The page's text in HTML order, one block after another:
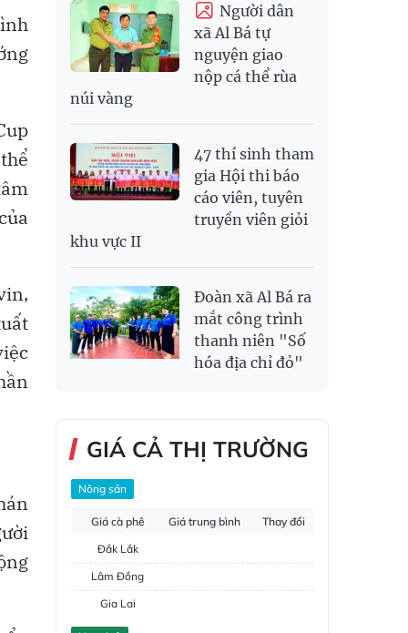
Người dân
xã Al Bá tự
nguyện giao
nộp cá thể rùa
núi vàng
47 thí sinh tham
gia Hội thi báo
cáo viên, tuyên
truyền viên giỏi
khu vực II
Đoàn xã Al Bá ra
mắt công trình
thanh niên "Số
hóa địa chỉ đỏ"
GIÁ CẢ THỊ TRƯỜNG
Nông sản
Giá cà phê Giá trung bình
Thay đổi
Đắk Lắk
Lâm Đồng
Gia Lai